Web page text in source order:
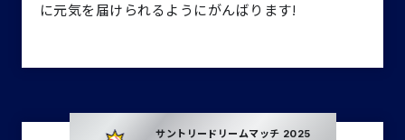
に元気を届けられるようにがんばります!
サントリー ドリームマッチ 2025